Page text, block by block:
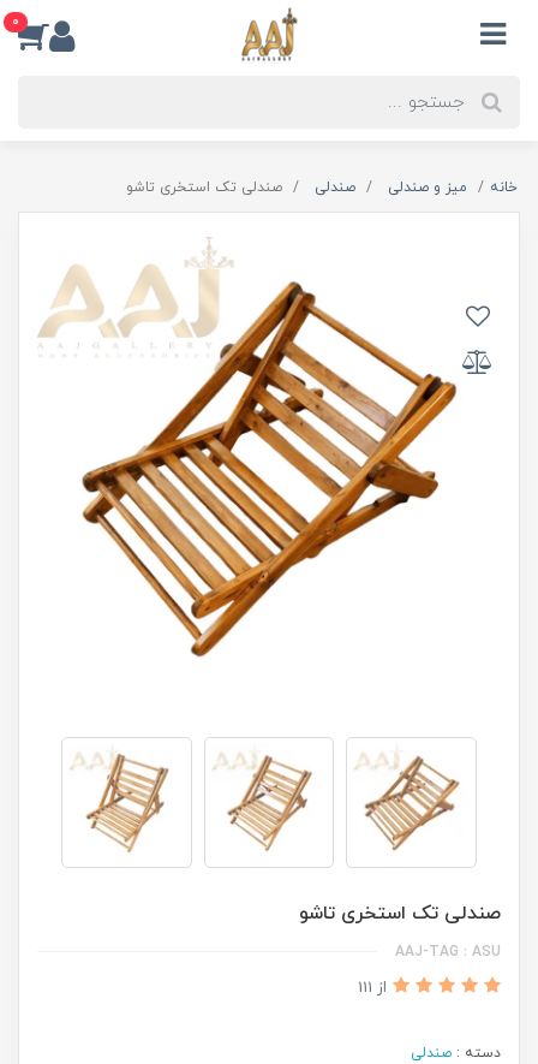
0
خانه میز و صندلی صندلی صندلی تک استخری تاشو
صندلی تک استخری تاشو
AAJ-TAG : ASU
از 111
دسته : صندلی